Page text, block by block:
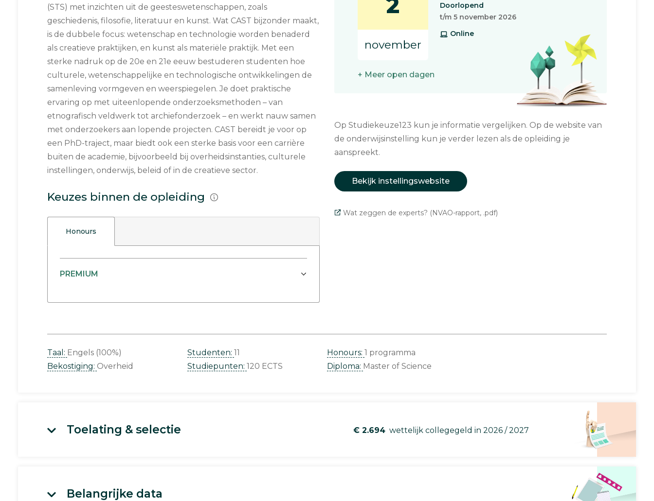
(STS) met inzichten uit de geesteswetenschappen, zoals
geschiedenis, filosofie, literatuur en kunst. Wat CAST bijzonder maakt,
is de dubbele focus: wetenschap en technologie worden benaderd
als creatieve praktijken, en kunst als materiële praktijk. Met een
sterke nadruk op de 20e en 21e eeuw bestuderen studenten hoe
culturele, wetenschappelijke en technologische ontwikkelingen de
samenleving vormgeven en weerspiegelen. Je doet praktische
ervaring op met uiteenlopende onderzoeksmethoden – van
etnografisch veldwerk tot archiefonderzoek – en werkt nauw samen
met onderzoekers aan lopende projecten. CAST bereidt je voor op
een PhD-traject, maar biedt ook een sterke basis voor een carrière
buiten de academie, bijvoorbeeld bij overheidsinstanties, culturele
instellingen, onderwijs, beleid of in de creatieve sector.
Keuzes binnen de opleiding
Honours
PREMIUM
november
Doorlopend
t/m 5 november 2026
Online
+ Meer open dagen
Op Studiekeuze123 kun je informatie vergelijken. Op de website van
de onderwijsinstelling kun je verder lezen als de opleiding je
aanspreekt.
Bekijk instellingswebsite
Wat zeggen de experts? (NVAO-rapport, .pdf)
Taal: Engels (100%)
Bekostiging: Overheid
Studenten: 11
Studiepunten: 120 ECTS
Honours: 1 programma
Diploma: Master of Science
Toelating & selectie € 2.694 wettelijk collegegeld in 2026 / 2027
Belangrijke data